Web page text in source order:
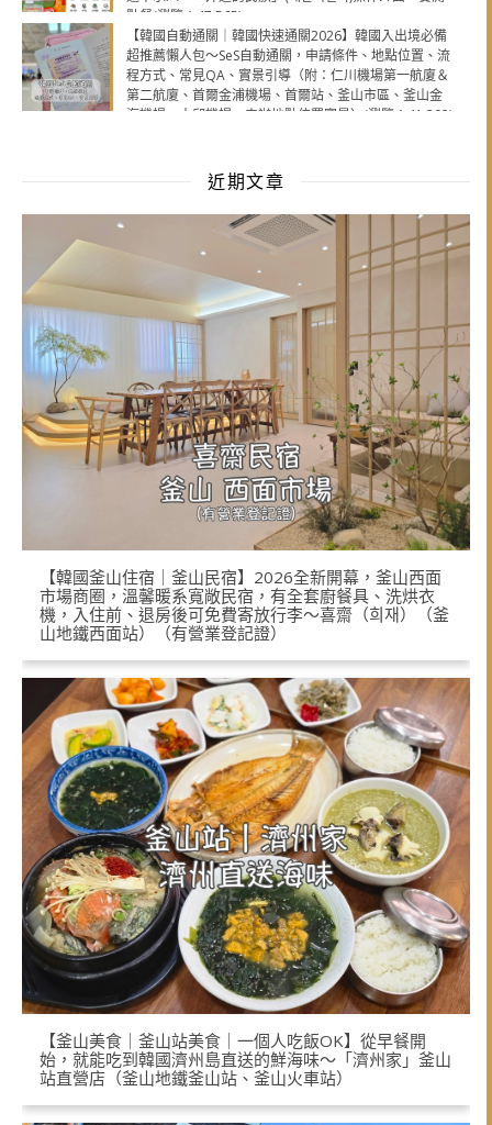
點餐(瀏覽：47,565)
【韓國自動通關｜韓國快速通關2026】韓國入出境必備
超推薦懶人包～SeS自動通關，申請條件、地點位置、流
程方式、常見QA、實景引導（附：仁川機場第一航廈＆
第二航廈、首爾金浦機場、首爾站、釜山市區、釜山金
海機場、大邱機場，申辦地點位置實景）(瀏覽：41,302)
近期文章
【韓國釜山住宿｜釜山民宿】2026全新開幕，釜山西面
市場商圈，溫馨暖系寬敞民宿，有全套廚餐具、洗烘衣
機，入住前、退房後可免費寄放行李～喜齋（희재）（釜
山地鐵西面站）（有營業登記證）
【釜山美食｜釜山站美食｜一個人吃飯OK】從早餐開
始，就能吃到韓國濟州島直送的鮮海味～「濟州家」釜山
站直營店（釜山地鐵釜山站、釜山火車站）